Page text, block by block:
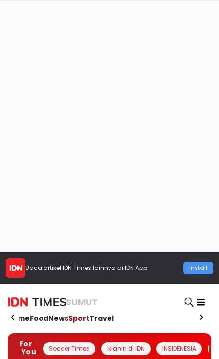
Baca artikel IDN Times lainnya di IDN App Install
SUMUT
HomeFoodNewsSportTravel
For
You
Soccer Times Iklanin di IDN INSIDENESIA